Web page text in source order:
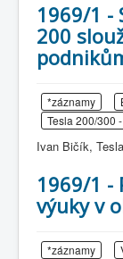
1969/1 -
200
*záznamy
Tesla 200/300
Ivan Bičík,
1969/1 -
výuky v
*záznamy